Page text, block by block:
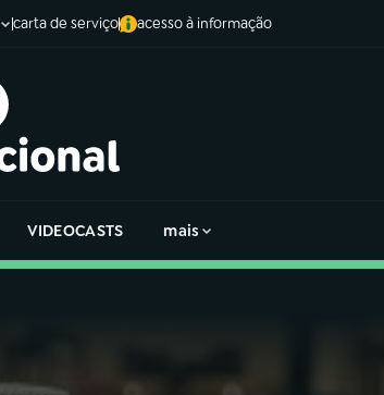
carta de serviço acesso à informação
VIDEOCASTS mais